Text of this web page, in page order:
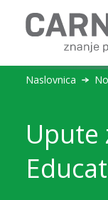
Naslovnica
Upute